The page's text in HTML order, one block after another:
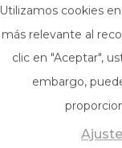
Utilizamos cookies
más relevante al
clic en "Aceptar",
embargo,